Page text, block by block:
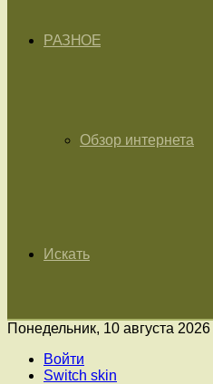
РАЗНОЕ
Обзор интернета
Искать
Понедельник, 10 августа 2026
Войти
Switch skin